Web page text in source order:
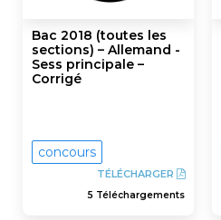
Bac 2018 (toutes les
sections) – Allemand -
Sess principale –
Corrigé
concours
TÉLÉCHARGER
5 Téléchargements